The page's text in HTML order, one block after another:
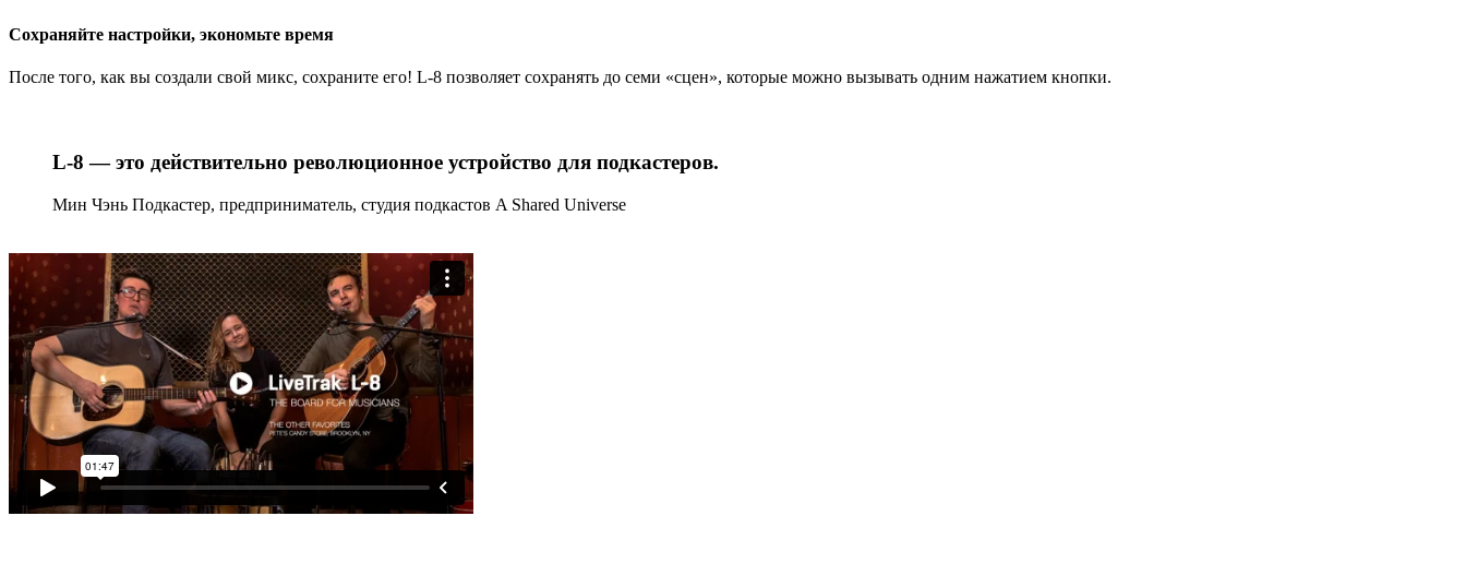
Сохраняйте настройки, экономьте время
После того, как вы создали свой микс, сохраните его! L-8 позволяет сохранять до семи «сцен», которые можно вызывать одним нажатием кнопки.
L-8 — это действительно революционное устройство для подкастеров.
Мин Чэнь Подкастер, предприниматель, студия подкастов A Shared Universe